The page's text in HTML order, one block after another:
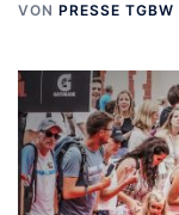
VON PRESSE TGBW